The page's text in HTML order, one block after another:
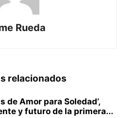
Rueda
relacionados
de Amor para Soledad’,
y futuro de la primera...